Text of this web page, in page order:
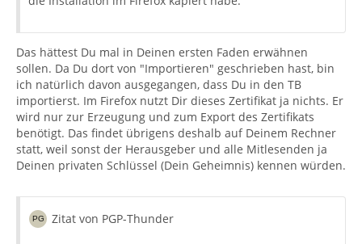
Das hättest Du mal in Deinen ersten Faden erwähnen
sollen. Da Du dort von "Importieren" geschrieben hast, bin
ich natürlich davon ausgegangen, dass Du in den TB
importierst. Im Firefox nutzt Dir dieses Zertifikat ja nichts. Er
wird nur zur Erzeugung und zum Export des Zertifikats
benötigt. Das findet übrigens deshalb auf Deinem Rechner
statt, weil sonst der Herausgeber und alle Mitlesenden ja
Deinen privaten Schlüssel (Dein Geheimnis) kennen würden.
Zitat von PGP-Thunder